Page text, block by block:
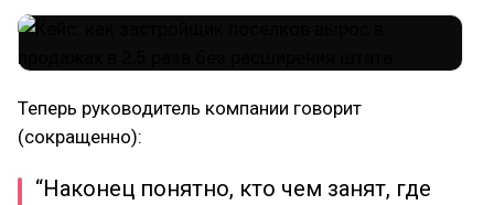
Теперь руководитель компании говорит
(сокращенно):
“Наконец понятно, кто чем занят, где